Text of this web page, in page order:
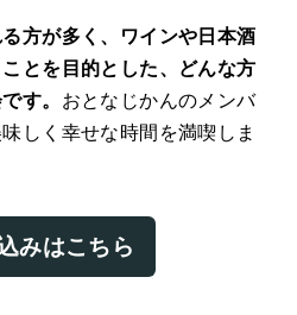
方が多く、ワインや日本酒
とを目的とした、どんな方
す。 おとなじかんのメンバ
しく幸せな時間を満喫しま
みはこちら